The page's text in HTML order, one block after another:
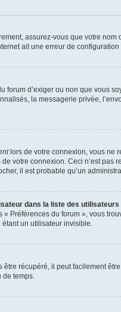
assurez-vous que votre
ait une erreur de
forum d’exiger ou non que vous
la messagerie privée,
lors de votre connexion, vous ne
votre connexion. Ceci n’est
il est probable qu’un
dans la liste des utilisateurs
Préférences du forum », vous
étant un utilisateur invisible.
récupéré, il peut facilement
de temps.